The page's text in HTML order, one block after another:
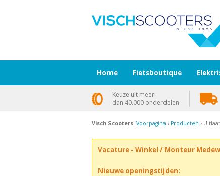
Visch Scooters: Voorpagina › Producten ›
Vacature - Winkel / Monteur
Nieuwe openingstijden:
Home Fietsboutique
Keuze uit meer
dan 40.000 onderdelen